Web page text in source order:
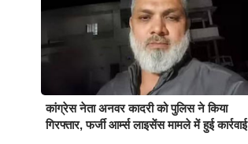
कांग्रेस नेता अनवर कादरी को पुलिस ने किया
गिरफ्तार, फर्जी आर्म्स लाइसेंस मामले में हुई कार्रवाई